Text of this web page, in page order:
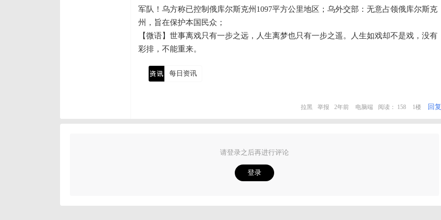
军队！乌方称已控制俄库尔斯克州1097平方公里地区；乌外交部：无意占领俄库尔斯克
州，旨在保护本国民众；
【微语】世事离戏只有一步之远，人生离梦也只有一步之遥。人生如戏却不是戏，没有
彩排，不能重来。
每日资讯
拉黑 举报 2年前 电脑端 阅读： 158 1楼 回复
请登录之后再进行评论
登录